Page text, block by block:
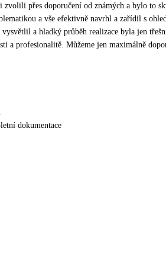
Rekuperace tepla odpadní vody
Šedá i černá odpadní voda
zvolili přes doporučení od známých a bylo to
a vše efektivně navrhl a zařídil s
vysvětlil a hladký průběh realizace byla jen
a profesionalitě. Můžeme jen maximálně
dokumentace